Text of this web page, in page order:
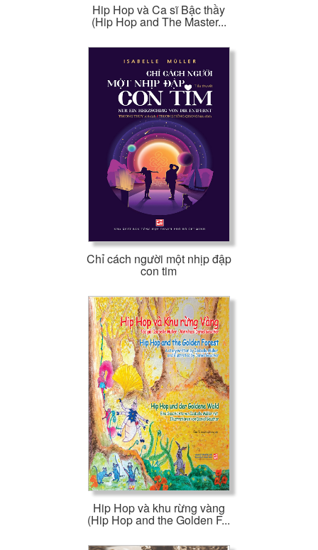
Hip Hop và Ca sĩ Bậc thầy
(Hip Hop and The Master...
Chỉ cách người một nhịp đập
con tim
Hip Hop và khu rừng vàng
(Hip Hop and the Golden F...